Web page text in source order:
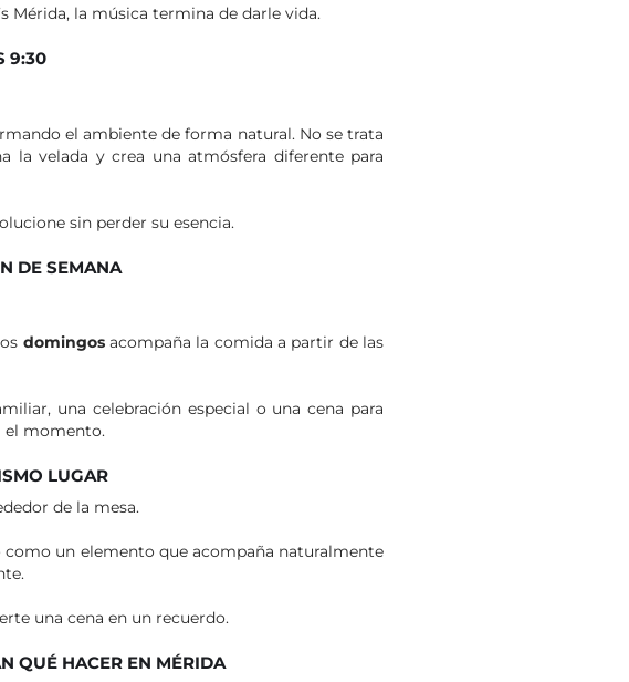
Mérida, la música termina de darle vida.
9:30
el ambiente de forma natural. No se trata
la velada y crea una atmósfera diferente para
sin perder su esencia.
DE SEMANA
domingosacompaña la comida a partir de las
una celebración especial o una cena para
el momento.
LUGAR
de la mesa.
un elemento que acompaña naturalmente
una cena en un recuerdo.
QUÉ HACER EN MÉRIDA